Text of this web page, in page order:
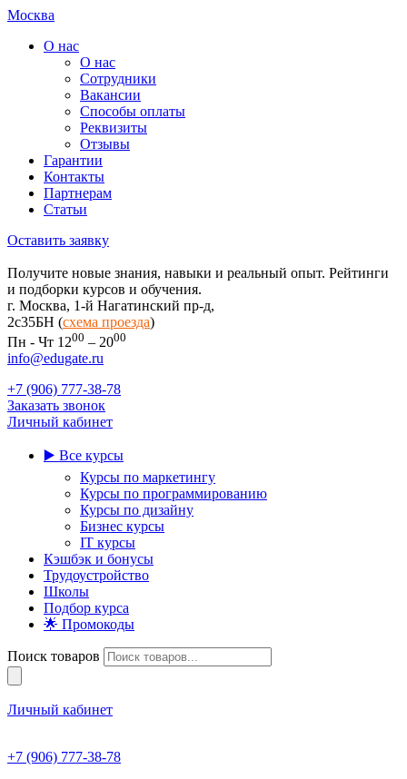
Москва
О нас
О нас
Сотрудники
Вакансии
Способы оплаты
Реквизиты
Отзывы
Гарантии
Контакты
Партнерам
Статьи
Оставить заявку
Получите новые знания, навыки и реальный опыт. Рейтинги
и подборки курсов и обучения.
г. Москва, 1-й Нагатинский пр-д,
2c35БН (схема проезда)
Пн - Чт 1200 – 2000
info@edugate.ru
+7 (906) 777-38-78
Заказать звонок
Личный кабинет
▶️ Все курсы
Курсы по маркетингу
Курсы по программированию
Курсы по дизайну
Бизнес курсы
IT курсы
Кэшбэк и бонусы
Трудоустройство
Школы
Подбор курса
🌟 Промокоды
Поиск товаров
Личный кабинет
+7 (906) 777-38-78